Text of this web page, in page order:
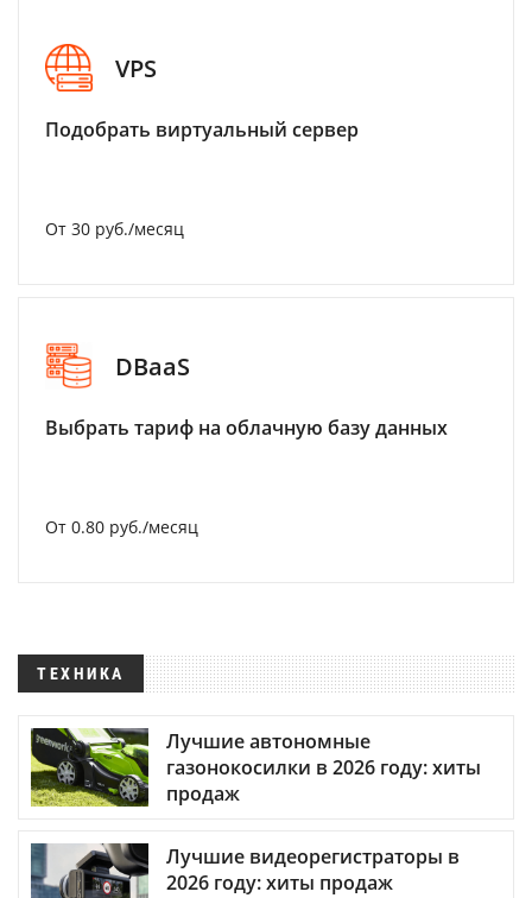
VPS
Подобрать виртуальный сервер
От 30 руб./месяц
DBaaS
Выбрать тариф на облачную базу данных
От 0.80 руб./месяц
ТЕХНИКА
Лучшие автономные
газонокосилки в 2026 году: хиты
продаж
Лучшие видеорегистраторы в
2026 году: хиты продаж